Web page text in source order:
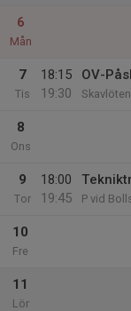
6
Mån
7
Tis
18:15
19:30
OV-
Skavlöten
8
Ons
9
Tor
18:00
19:45
P vid
10
Fre
11
Lör